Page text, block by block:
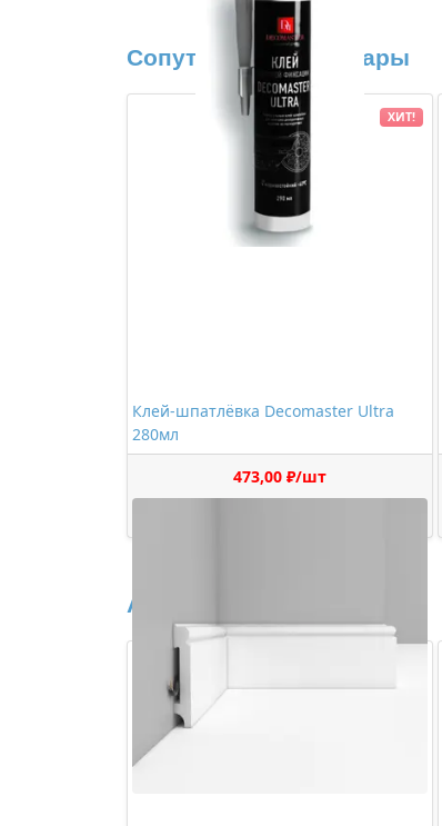
Сопутствующие товары
Клей-шпатлёвка Decomaster Ultra
280мл
473,00 ₽/шт
ХИТ!
Аналоги